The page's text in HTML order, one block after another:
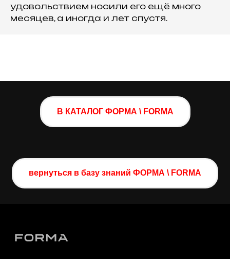
удовольствием носили его ещё много
месяцев, а иногда и лет спустя.
В КАТАЛОГ ФОРМА \ FORMA
вернуться в базу знаний ФОРМА \ FORMA